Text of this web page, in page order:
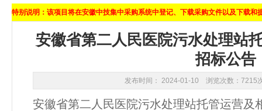
特别说明：该项目将在安徽中技集中采购系统中登记、下载采购文件以及下载和
安徽省第二人民医院污水处理站
招标公告
发布时间： 2024-01-10 浏览次数：7215
安徽省第二人民医院污水处理站托管运营及